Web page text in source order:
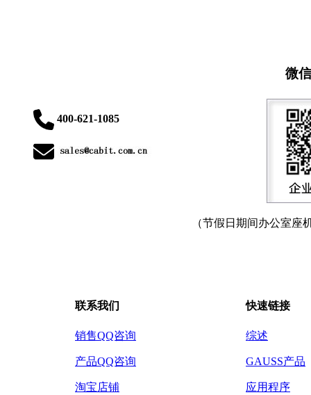
微
400-621-1085
（节假日期间办公室
联系我们 快速链接
销售QQ咨询
产品QQ咨询
淘宝店铺
综述
GAUSS产品
应用程序